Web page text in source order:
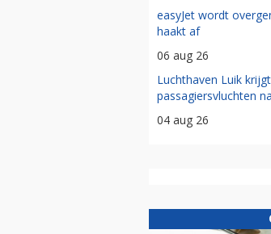
easyJet wordt
haakt af
06 aug 26
Luchthaven Luik
passagiersvluchten
04 aug 26